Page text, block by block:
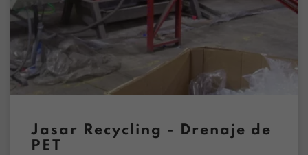
Jasar Recycling - Drenaje de
PET